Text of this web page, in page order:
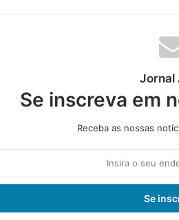
Jornal
Se inscreva em
Receba as nossas